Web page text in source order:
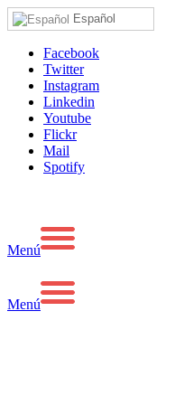
Español
Facebook
Twitter
Instagram
Linkedin
Youtube
Flickr
Mail
Spotify
Menú
Menú